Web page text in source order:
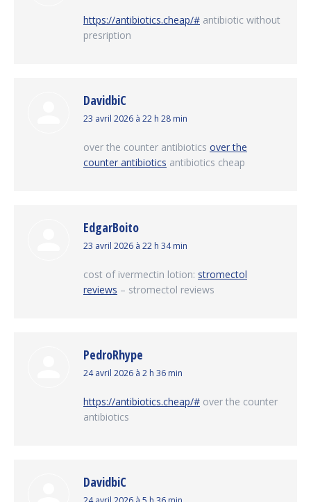
https://antibiotics.cheap/# antibiotic without
presription
DavidbiC
dit
23 avril 2026 à 22 h 28 min
over the counter antibiotics over the
counter antibiotics antibiotics cheap
EdgarBoito
dit
23 avril 2026 à 22 h 34 min
cost of ivermectin lotion: stromectol
reviews – stromectol reviews
PedroRhype
dit
24 avril 2026 à 2 h 36 min
https://antibiotics.cheap/# over the counter
antibiotics
DavidbiC